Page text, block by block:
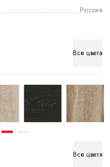
Россия
Все цвета
Все цвета